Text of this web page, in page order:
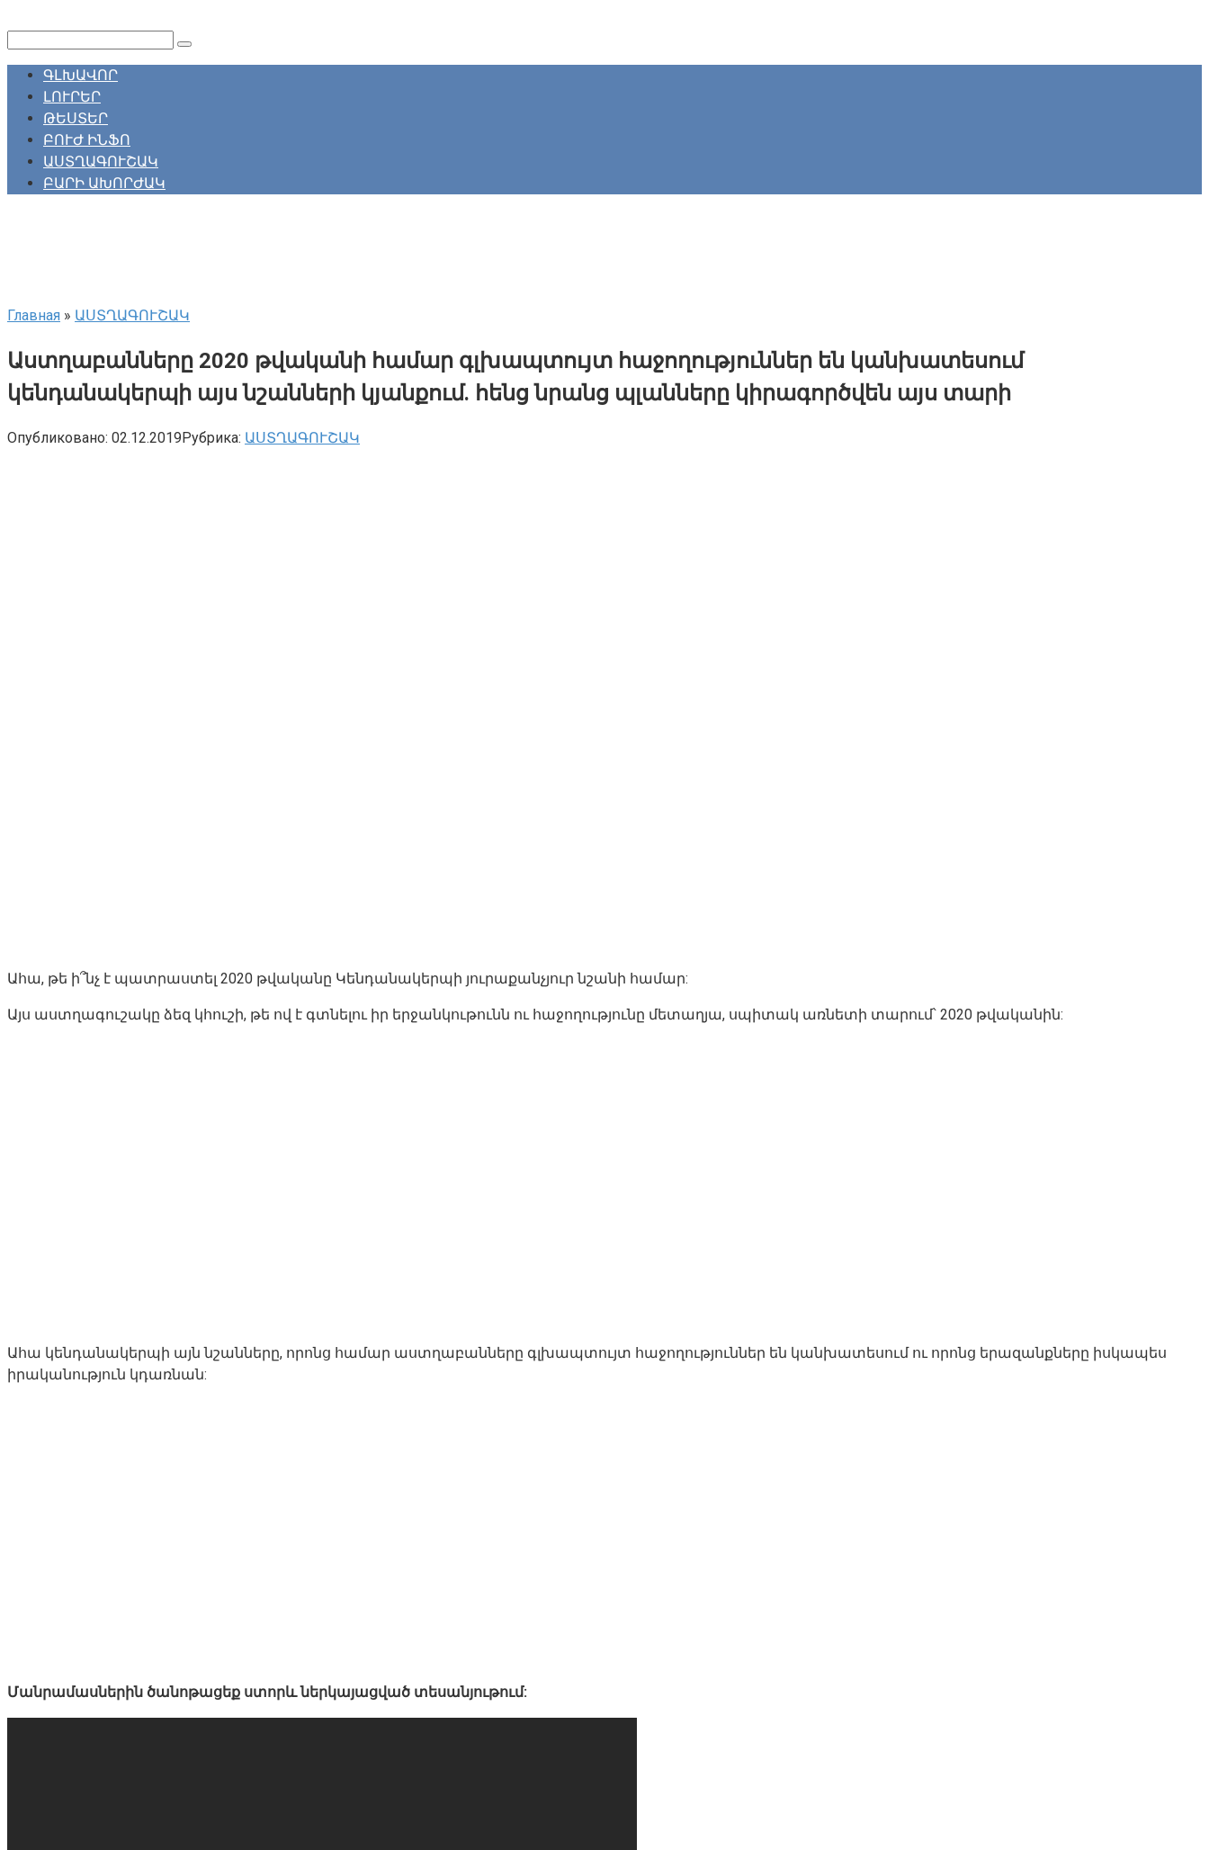
ԳԼԽԱՎՈՐ
ԼՈՒՐԵՐ
ԹԵՍՏԵՐ
ԲՈՒԺ ԻՆՖՈ
ԱՍՏՂԱԳՈՒՇԱԿ
ԲԱՐԻ ԱԽՈՐԺԱԿ
Главная » ԱՍՏՂԱԳՈՒՇԱԿ
Աստղաբանները 2020 թվականի համար գլխապտույտ հաջողություններ են կանխատեսում
կենդանակերպի այս նշանների կյանքում. հենց նրանց պլանները կիրագործվեն այս տարի
Опубликовано: 02.12.2019Рубрика: ԱՍՏՂԱԳՈՒՇԱԿ
Ահա, թե ի՞նչ է պատրաստել 2020 թվականը Կենդանակերպի յուրաքանչյուր նշանի համար:
Այս աստղագուշակը ձեզ կհուշի, թե ով է գտնելու իր երջանկութունն ու հաջողությունը մետաղյա, սպիտակ առնետի տարում՝ 2020 թվականին:
Ահա կենդանակերպի այն նշանները, որոնց համար աստղաբանները գլխապտույտ հաջողություններ են կանխատեսում ու որոնց երազանքները իսկապես
իրականություն կդառնան:
Մանրամասներին ծանոթացեք ստորև ներկայացված տեսանյութում: